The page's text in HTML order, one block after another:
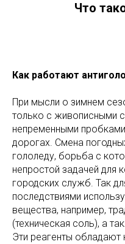
Что
Как работают
При мысли о зимнем
только с живописными
непременными
дорогах. Смена
гололеду, борьба с
непростой задачей для
городских служб. Так
последствиями
вещества, например,
(техническая соль), а
Эти реагенты